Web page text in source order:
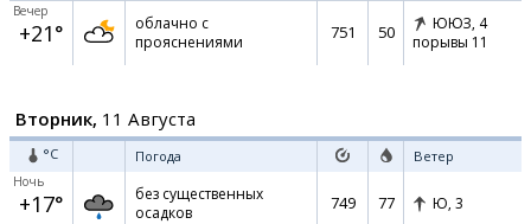
Вечер
+21°
облачно с
прояснениями
751 50 ЮЮЗ, 4
порывы 11
Вторник, 11 Августа
°C Погода Ветер
Ночь
+17°
без существенных
осадков
749 77 Ю, 3